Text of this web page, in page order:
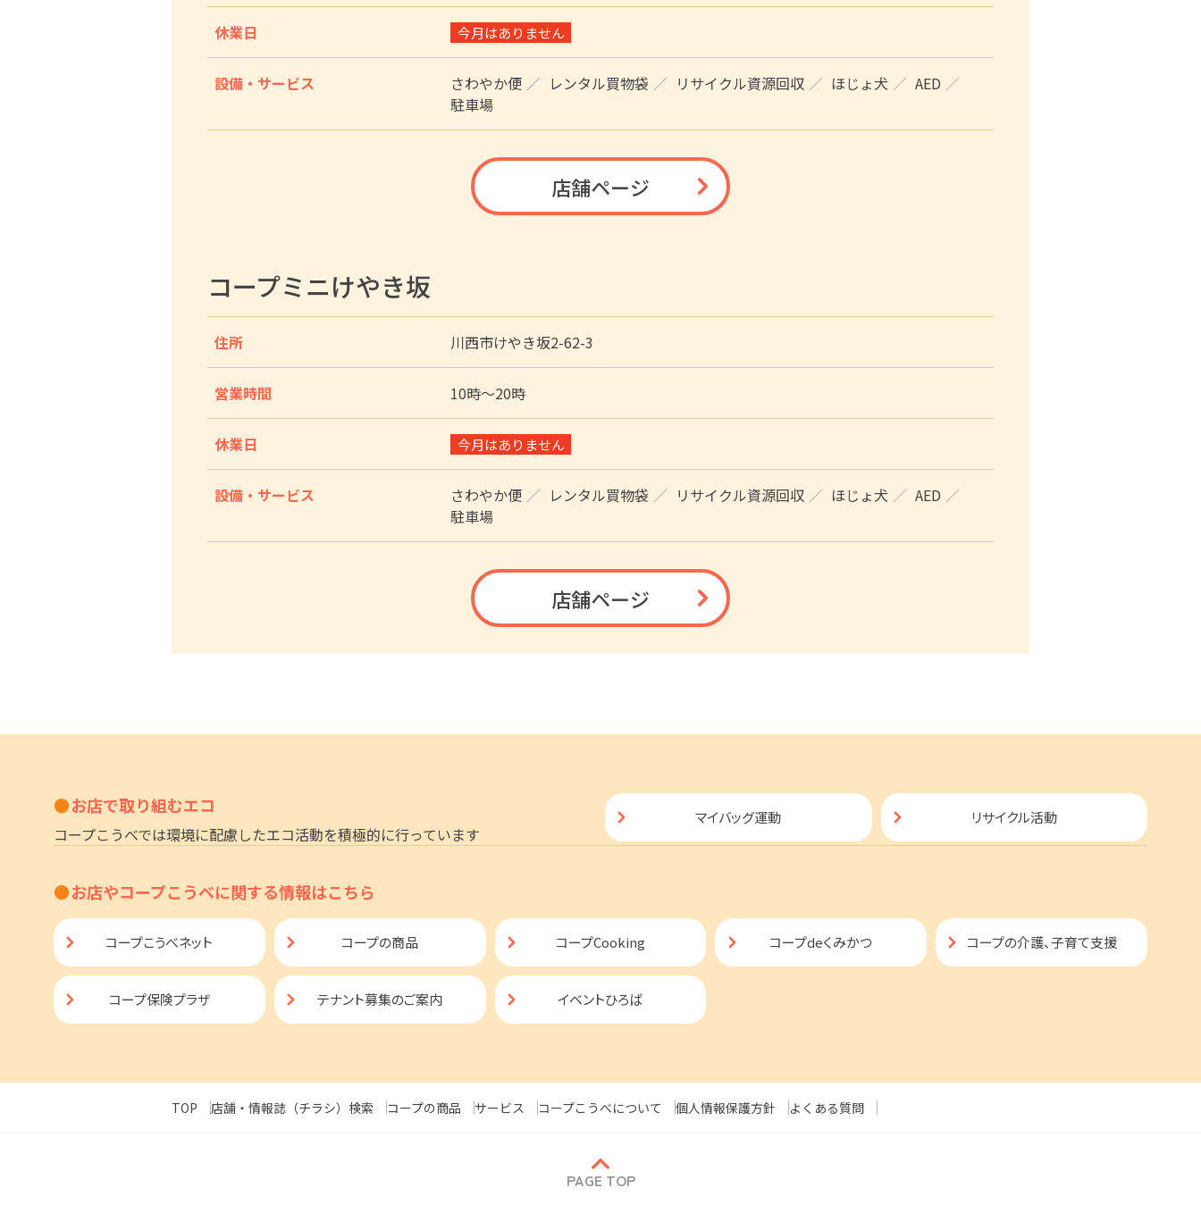
休業日 今月はありません
設備・サービス さわやか便 レンタル買物袋 リサイクル資源回収 ほじょ犬
AED
駐車場
店舗ページ
コープミニけやき坂
住所 川西市けやき坂2-62-3
営業時間 10時〜20時
休業日 今月はありません
設備・サービス さわやか便 レンタル買物袋 リサイクル資源回収 ほじょ犬
AED
駐車場
店舗ページ
お店で取り組むエコ
コープこうべでは環境に配慮したエコ活動を積極的に行っています
マイバッグ運動 リサイクル活動
お店やコープこうべに関する情報はこちら
コープこうべネット コープの商品 コープCooking コープdeくみかつ コープの介護、子育て支援
コープ保険プラザ テナント募集のご案内 イベントひろば
TOP 店舗・情報誌（チラシ）検索 コープの商品 サービス コープこうべについて 個人情報保護方針 よくある質問
PAGE TOP